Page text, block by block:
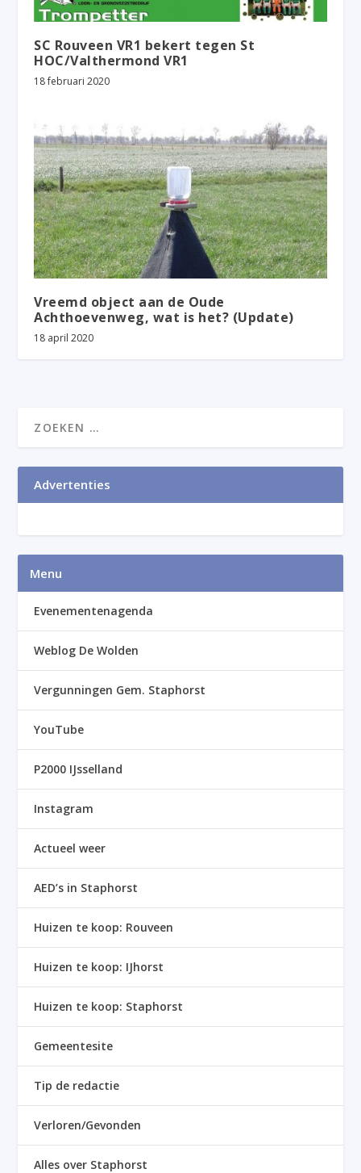
SC Rouveen VR1 bekert tegen St
HOC/Valthermond VR1
18 februari 2020
Vreemd object aan de Oude
Achthoevenweg, wat is het? (Update)
18 april 2020
Advertenties
Menu
Evenementenagenda
Weblog De Wolden
Vergunningen Gem. Staphorst
YouTube
P2000 IJsselland
Instagram
Actueel weer
AED’s in Staphorst
Huizen te koop: Rouveen
Huizen te koop: IJhorst
Huizen te koop: Staphorst
Gemeentesite
Tip de redactie
Verloren/Gevonden
Alles over Staphorst